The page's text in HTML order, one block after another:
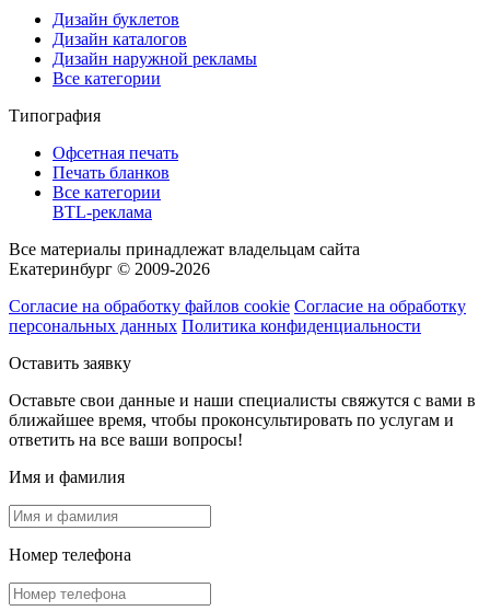
Дизайн буклетов
Дизайн каталогов
Дизайн наружной рекламы
Все категории
Типография
Офсетная печать
Печать бланков
Все категории
BTL-реклама
Все материалы принадлежат владельцам сайта
Екатеринбург © 2009-2026
Согласие на обработку файлов cookie Согласие на обработку
персональных данных Политика конфиденциальности
Оставить заявку
Оставьте свои данные и наши специалисты свяжутся с вами в
ближайшее время, чтобы проконсультировать по услугам и
ответить на все ваши вопросы!
Имя и фамилия
Номер телефона